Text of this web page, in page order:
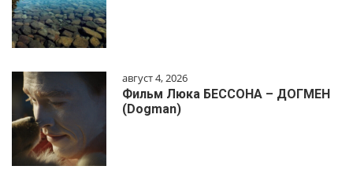
август 4, 2026
Фильм Люка БЕССОНА – ДОГМЕН
(Dogman)